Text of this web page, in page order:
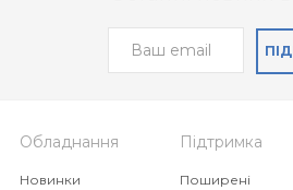
Обладнання
Новинки
Підтримка
Поширені